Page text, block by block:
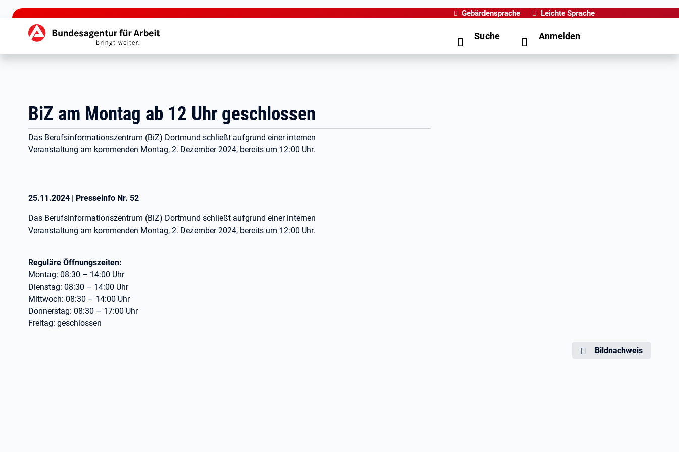
zu den Hauptinhalten springen
Gebärdensprache Leichte Sprache
Hauptnavigation Suche Anmelden
BiZ am Montag ab 12 Uhr geschlossen
Das Berufsinformationszentrum (BiZ) Dortmund schließt aufgrund einer internen
Veranstaltung am kommenden Montag, 2. Dezember 2024, bereits um 12:00 Uhr.
25.11.2024 | Presseinfo Nr. 52
Das Berufsinformationszentrum (BiZ) Dortmund schließt aufgrund einer internen
Veranstaltung am kommenden Montag, 2. Dezember 2024, bereits um 12:00 Uhr.
Reguläre Öffnungszeiten:
Montag: 08:30 – 14:00 Uhr
Dienstag: 08:30 – 14:00 Uhr
Mittwoch: 08:30 – 14:00 Uhr
Donnerstag: 08:30 – 17:00 Uhr
Freitag: geschlossen
Bildnachweis